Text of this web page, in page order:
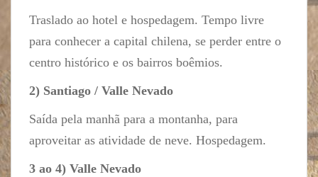
Traslado ao hotel e hospedagem. Tempo livre
para conhecer a capital chilena, se perder entre o
centro histórico e os bairros boêmios.
2) Santiago / Valle Nevado
Saída pela manhã para a montanha, para
aproveitar as atividade de neve. Hospedagem.
3 ao 4) Valle Nevado